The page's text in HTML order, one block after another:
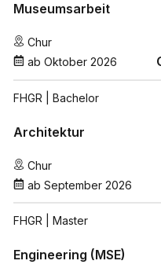
Museumsarbeit
Chur
ab Oktober 2026
FHGR | Bachelor
Architektur
Chur
ab September 2026
FHGR | Master
Engineering (MSE)